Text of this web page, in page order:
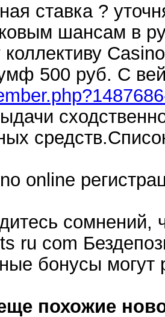
ставка ?
шансам в
коллективу
500 руб. С
online
сомнений,
ru com
бонусы
похожие